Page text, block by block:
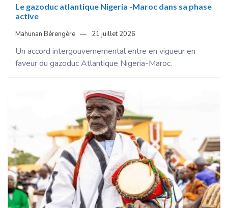
Le gazoduc atlantique Nigeria -Maroc dans sa phase
active
Mahunan Bérengère 21 juillet 2026
Un accord intergouvernemental entre en vigueur en
faveur du gazoduc Atlantique Nigeria-Maroc.